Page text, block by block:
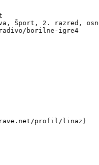
Šport, 2. razred,
borilne-igre4
profil/linaz)